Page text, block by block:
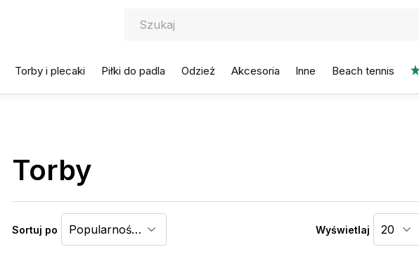
Torby i plecaki Piłki do padla Odzież Akcesoria Inne Beach tennis
Torby
Sortuj po Wyświetlaj